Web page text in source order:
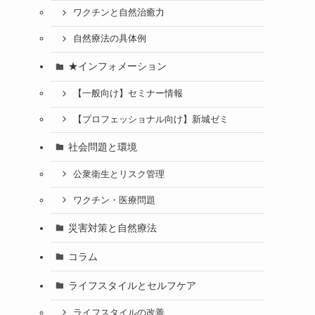
ワクチンと自然治癒力
自然療法の具体例
★インフォメーション
【一般向け】セミナー情報
【プロフェッショナル向け】新城ゼミ
社会問題と環境
公衆衛生とリスク管理
ワクチン・医療問題
災害対策と自然療法
コラム
ライフスタイルとセルフケア
ライフスタイルの改善